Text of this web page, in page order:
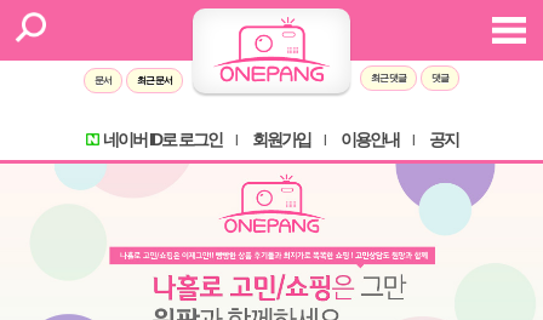
문서 최근 문서 최근 댓글 댓글
네이버 ID로 로그인 회원가입 이용안내 공지